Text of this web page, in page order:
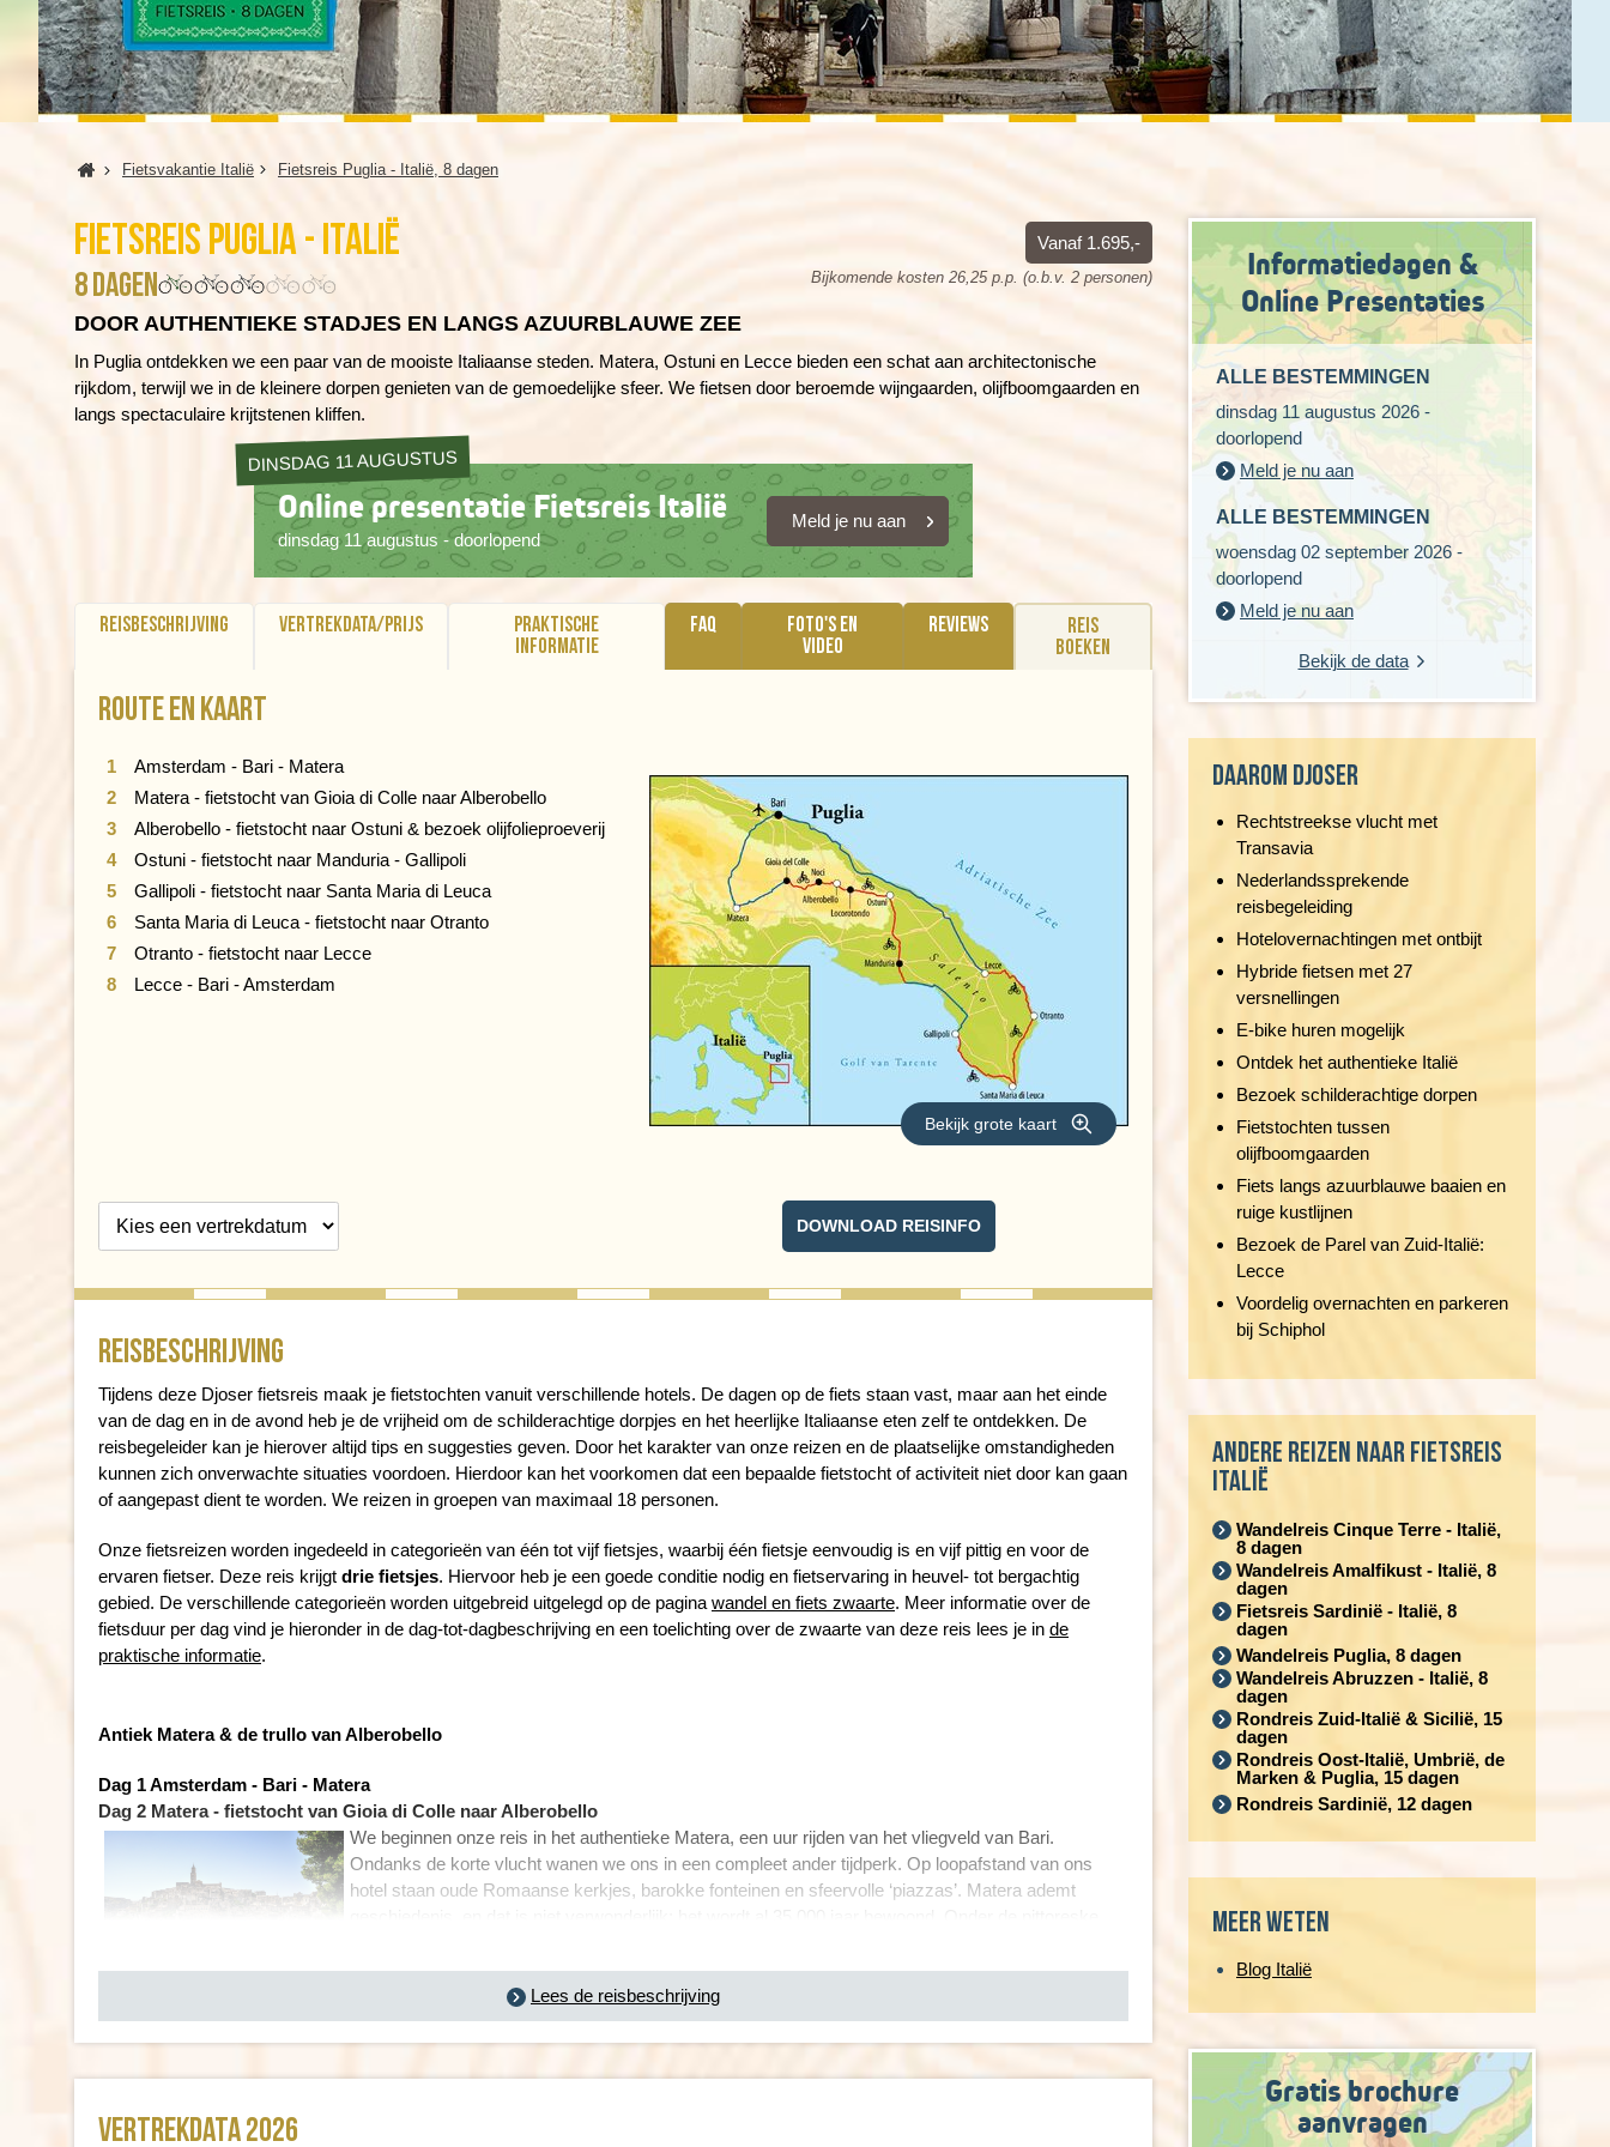
Kreta (Griekenland), 8 dagen
Kroatië, 8 dagen
Wales, 8 dagen
Home Fietsvakantie Italië Fietsreis Puglia - Italië, 8 dagen
Fietsreis Puglia - Italië
8 dagen
DOOR AUTHENTIEKE STADJES EN LANGS AZUURBLAUWE ZEE
Vanaf 1.695,-
Bijkomende kosten 26,25 p.p. (o.b.v. 2 personen)
In Puglia ontdekken we een paar van de mooiste Italiaanse steden. Matera, Ostuni en Lecce bieden een schat aan architectonische
rijkdom, terwijl we in de kleinere dorpen genieten van de gemoedelijke sfeer. We fietsen door beroemde wijngaarden, olijfboomgaarden en
langs spectaculaire krijtstenen kliffen.
DINSDAG 11 AUGUSTUS
Online presentatie Fietsreis Italië
dinsdag 11 augustus - doorlopend
Meld je nu aan
Reisbeschrijving Vertrekdata/prijs Reviews
Praktische
informatie
FAQ
Foto's en
video
Reis
boeken
Route en kaart
Amsterdam - Bari - Matera
Matera - fietstocht van Gioia di Colle naar Alberobello
Alberobello - fietstocht naar Ostuni & bezoek olijfolieproeverij
Ostuni - fietstocht naar Manduria - Gallipoli
Gallipoli - fietstocht naar Santa Maria di Leuca
Santa Maria di Leuca - fietstocht naar Otranto
Otranto - fietstocht naar Lecce
Lecce - Bari - Amsterdam
DOWNLOAD REISINFO
Reisbeschrijving
Tijdens deze Djoser fietsreis maak je fietstochten vanuit verschillende hotels. De dagen op de fiets staan vast, maar aan het einde
van de dag en in de avond heb je de vrijheid om de schilderachtige dorpjes en het heerlijke Italiaanse eten zelf te ontdekken. De
reisbegeleider kan je hierover altijd tips en suggesties geven. Door het karakter van onze reizen en de plaatselijke omstandigheden
kunnen zich onverwachte situaties voordoen. Hierdoor kan het voorkomen dat een bepaalde fietstocht of activiteit niet door kan gaan
of aangepast dient te worden. We reizen in groepen van maximaal 18 personen.
Onze fietsreizen worden ingedeeld in categorieën van één tot vijf fietsjes, waarbij één fietsje eenvoudig is en vijf pittig en voor de
ervaren fietser. Deze reis krijgt drie fietsjes. Hiervoor heb je een goede conditie nodig en fietservaring in heuvel- tot bergachtig
gebied. De verschillende categorieën worden uitgebreid uitgelegd op de pagina wandel en fiets zwaarte. Meer informatie over de
fietsduur per dag vind je hieronder in de dag-tot-dagbeschrijving en een toelichting over de zwaarte van deze reis lees je in de
praktische informatie.
Antiek Matera & de trullo van Alberobello
Dag 1 Amsterdam - Bari - Matera
Dag 2 Matera - fietstocht van Gioia di Colle naar Alberobello
We beginnen onze reis in het authentieke Matera, een uur rijden van het vliegveld van Bari.
Ondanks de korte vlucht wanen we ons in een compleet ander tijdperk. Op loopafstand van ons
hotel staan oude Romaanse kerkjes, barokke fonteinen en sfeervolle ‘piazzas’. Matera ademt
De volgende ochtend nemen we uitgebreid de tijd om deze ondergrondse stad te ontdekken,
inclusief de kostbare kapelletjes met eeuwenoude fresco’s. Daarna verplaatsen we ons naar Gioia
di Colle en stappen we op de fiets. We rijden via het schattige Noci naar Alberobello. We hebben
zitten. Alberobello is opgebouwd uit duizenden ‘trulli’: kleine kegelvormige, witte huisjes met puntige
Lees de reisbeschrijving
Vertrekdata 2026
Daarom Djoser
Rechtstreekse vlucht met
Transavia
Nederlandssprekende
reisbegeleiding
Hotelovernachtingen met ontbijt
Hybride fietsen met 27
versnellingen
E-bike huren mogelijk
Ontdek het authentieke Italië
Bezoek schilderachtige dorpen
Fietstochten tussen
olijfboomgaarden
Fiets langs azuurblauwe baaien en
ruige kustlijnen
Bezoek de Parel van Zuid-Italië:
Lecce
Voordelig overnachten en parkeren
bij Schiphol
Andere reizen naar Fietsreis
Italië
Wandelreis Cinque Terre - Italië,
8 dagen
Wandelreis Amalfikust - Italië, 8
dagen
Fietsreis Sardinië - Italië, 8
dagen
Wandelreis Puglia, 8 dagen
Wandelreis Abruzzen - Italië, 8
dagen
Rondreis Zuid-Italië & Sicilië, 15
dagen
Rondreis Oost-Italië, Umbrië, de
Marken & Puglia, 15 dagen
Rondreis Sardinië, 12 dagen
Informatiedagen &
Online Presentaties
ALLE BESTEMMINGEN
dinsdag 11 augustus 2026 -
doorlopend
Meld je nu aan
ALLE BESTEMMINGEN
woensdag 02 september 2026 -
doorlopend
Meld je nu aan
Bekijk de data
Meer weten
Blog Italië
Gratis brochure
aanvragen